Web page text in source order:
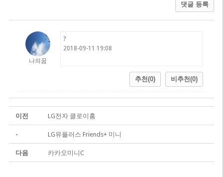
댓글 등록
나의꿈
?
2018-09-11 19:08
추천(0) 비추천(0)
이전 LG전자 클로이홈
- LG유플러스 Friends+ 미니
다음 카카오미니C